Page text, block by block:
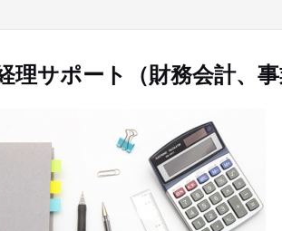
理サポート（財務会計、事